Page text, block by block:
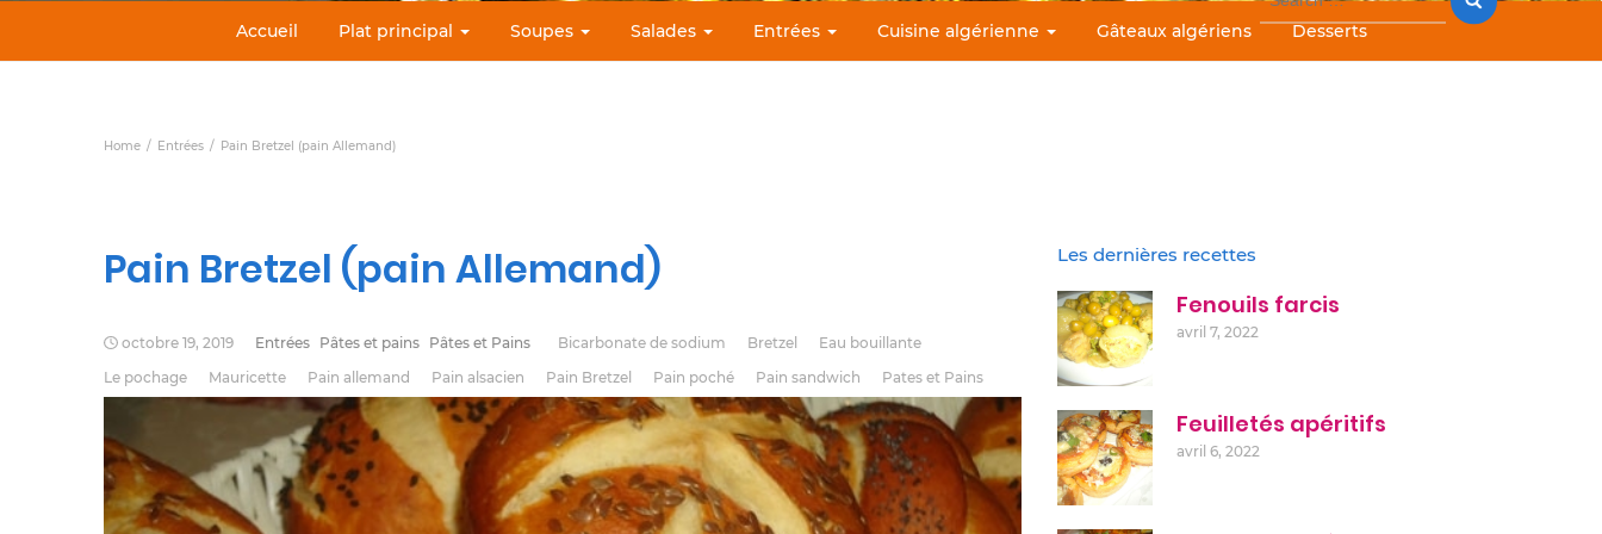
Accueil Plat principal Soupes Salades Entrées Cuisine algérienne Gâteaux algériens Desserts
Home Entrées Pain Bretzel (pain Allemand)
Pain Bretzel (pain Allemand)
octobre 19, 2019 Entrées Pâtes et pains Pâtes et Pains Bicarbonate de sodium Bretzel
Eau bouillante
Le pochage
Mauricette Pain allemand Pain alsacien Pain Bretzel Pain poché Pain sandwich Pates et Pains
Les dernières recettes
Fenouils farcis
avril 7, 2022
Feuilletés apéritifs
avril 6, 2022